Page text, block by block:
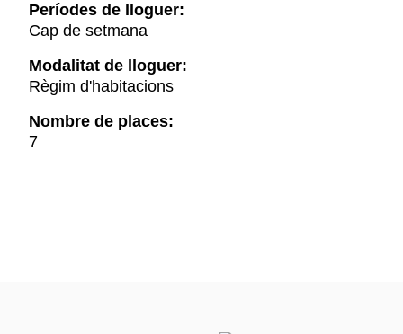
Períodes de lloguer:
Cap de setmana
Modalitat de lloguer:
Règim d'habitacions
Nombre de places:
7